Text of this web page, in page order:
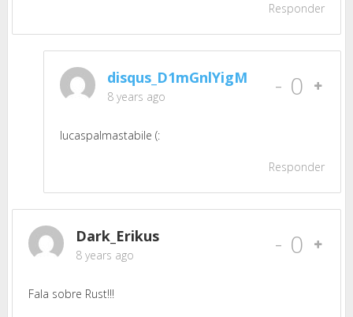
Responder
disqus_D1mGnlYigM
8 years ago - 0
lucaspalmastabile (:
Responder
Dark_Erikus
8 years ago - 0
Fala sobre Rust!!!